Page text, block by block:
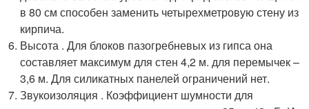
в 80 см способен заменить четырехметровую стену из
кирпича.
Высота . Для блоков пазогребневых из гипса она
составляет максимум для стен 4,2 м. для перемычек –
3,6 м. Для силикатных панелей ограничений нет.
Звукоизоляция . Коэффициент шумности для